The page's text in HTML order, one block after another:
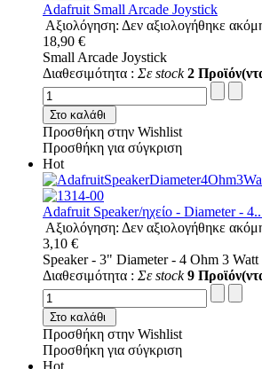
Adafruit Small Arcade Joystick
Αξιολόγηση: Δεν αξιολογήθηκε
18,90 €
Small Arcade Joystick
Διαθεσιμότητα : Σε stock 2
Στο καλάθι
Προσθήκη στην Wishlist
Προσθήκη για σύγκριση
Hot
Adafruit Speaker/ηχείο - Diameter -
Αξιολόγηση: Δεν αξιολογήθηκε
3,10 €
Speaker - 3" Diameter - 4 Ohm 3 Watt
Διαθεσιμότητα : Σε stock 9
Στο καλάθι
Προσθήκη στην Wishlist
Προσθήκη για σύγκριση
Hot